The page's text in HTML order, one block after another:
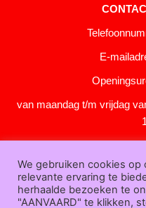
E-
van maandag t/m vrijdag
ons|Bedrijfsgegevens|
We gebruiken cookies
relevante ervaring te
herhaalde bezoeken te
"AANVAARD" te klikken,